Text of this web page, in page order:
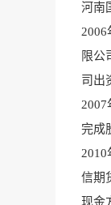
河南
限公
司出
完成
信期
现金